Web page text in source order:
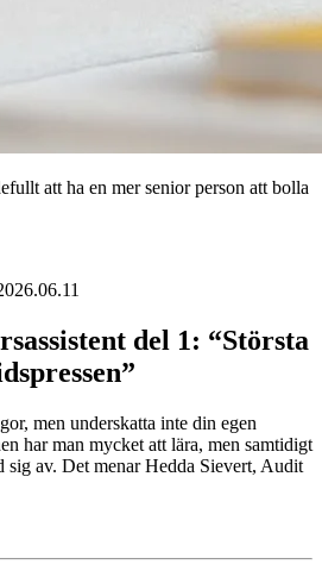
att ha en mer senior person att bolla
del 1: “Största
men underskatta inte din egen
har man mycket att lära, men samtidigt
sig av. Det menar Hedda Sievert, Audit